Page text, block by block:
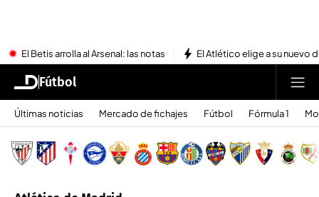
El Betis arrolla al Arsenal: las notas El Atlético elige a su nuevo
Fútbol
Últimas noticias Mercado de fichajes Fútbol Fórmula 1